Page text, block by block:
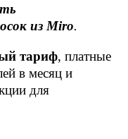
из Miro.
тариф, платные
в месяц и
для